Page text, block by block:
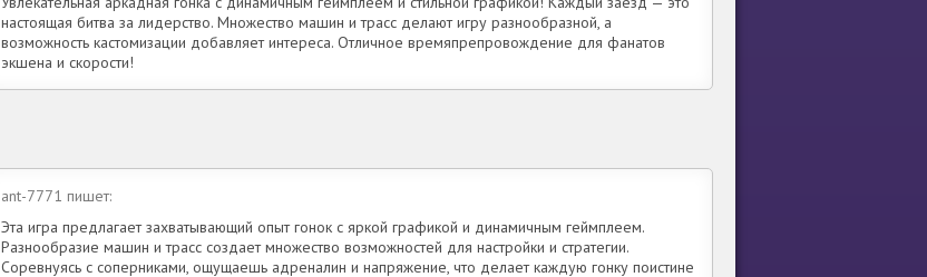
настоящая битва за лидерство. Множество машин и трасс делают игру разнообразной, а
возможность кастомизации добавляет интереса. Отличное времяпрепровождение для фанатов
экшена и скорости!
ant-7771 пишет:
Эта игра предлагает захватывающий опыт гонок с яркой графикой и динамичным геймплеем.
Разнообразие машин и трасс создает множество возможностей для настройки и стратегии.
Соревнуясь с соперниками, ощущаешь адреналин и напряжение, что делает каждую гонку поистине